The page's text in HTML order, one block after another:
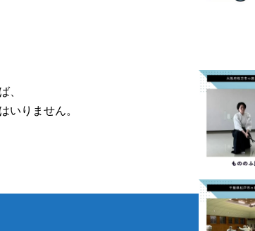
、
いりません。